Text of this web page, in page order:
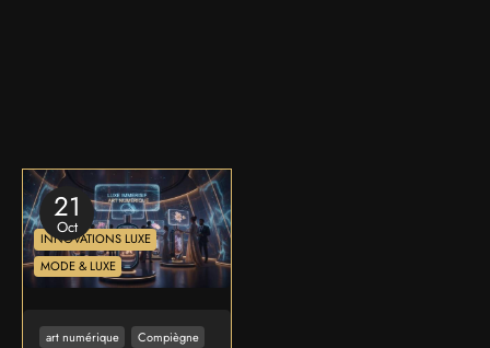
21
Oct
INNOVATIONS LUXE
MODE & LUXE
art numérique
Compiègne